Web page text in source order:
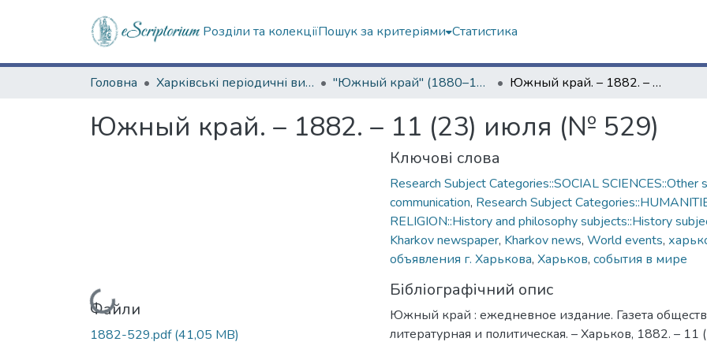
Розділи та колекціїПошук за критеріями Статистика
Головна Харківські періодичні видання "Южный край" (1880–1919 гг.) Южный край. – 1882. – 11 (23) июля (№ 529)
Южный край. – 1882. – 11 (23) июля (№ 529)
Вантажиться...
Файли
1882-529.pdf(41,05 MB)
Ключові слова
Research Subject Categories::SOCIAL SCIENCES::Other
communication, Research Subject
RELIGION::History and philosophy subjects::History
Kharkov newspaper, Kharkov news, World events,
объявления г. Харькова, Харьков, события в мире
Бібліографічний опис
Южный край : ежедневное издание. Газета
литературная и политическая. – Харьков, 1882. –